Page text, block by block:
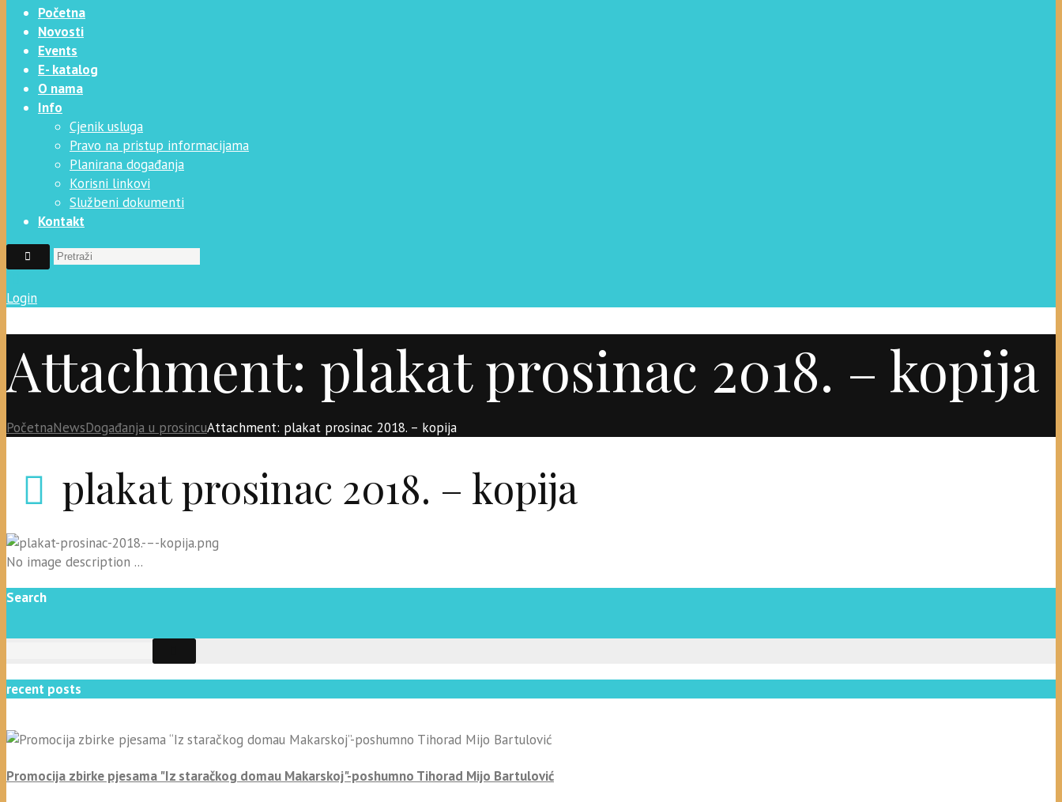
Početna
Novosti
Events
E- katalog
O nama
Info
Cjenik usluga
Pravo na pristup informacijama
Planirana događanja
Korisni linkovi
Službeni dokumenti
Kontakt
Login
Attachment: plakat prosinac 2018. – kopija
PočetnaNewsDogađanja u prosincuAttachment: plakat prosinac 2018. – kopija
plakat prosinac 2018. – kopija
No image description ...
Search
recent posts
Promocija zbirke pjesama "Iz staračkog domau Makarskoj"-poshumno Tihorad Mijo Bartulović